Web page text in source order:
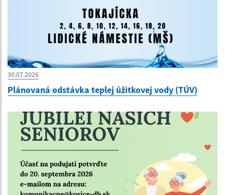
30.07.2026
Plánovaná odstávka teplej úžitkovej vody (TÚV)